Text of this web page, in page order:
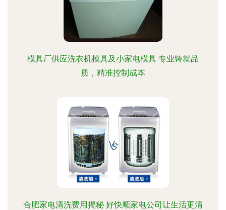
模具厂供应洗衣机模具及小家电模具 专业铸就品
质，精准控制成本
合肥家电清洗费用揭秘 好快顺家电公司让生活更清